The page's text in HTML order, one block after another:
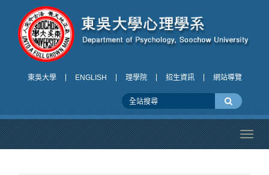
東吳大學 ENGLISH 理學院 招生資訊 網站導覽